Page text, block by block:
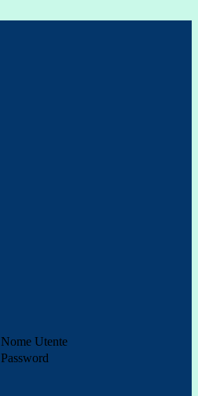
Nome Utente
Password